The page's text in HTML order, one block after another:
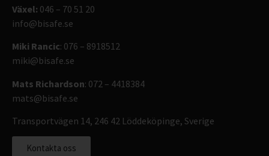
Växel: 046 – 70 51 20
info@bisafe.se
Miki Rancic: 076 – 8918512
miki@bisafe.se
Mats Richardson: 072 – 4418384
mats@bisafe.se
Transportvägen 14, 246 42 Löddeköpinge, Sverige
Kontakta oss